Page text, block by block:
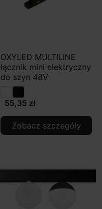
OXYLED MULTILINE
łącznik mini elektryczny
do szyn 48V
55,35 zł
Zobacz szczegóły